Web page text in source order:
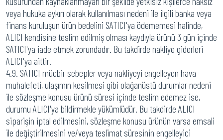
veya hukuka aykırı olarak kullanılması nedeni ile ilgili banka veya
finans kuruluşun ürün bedelini SATICI'ya ödememesi halinde,
ALICI kendisine teslim edilmiş olması kaydıyla ürünü 3 gün içinde
SATICI'ya iade etmek zorundadır. Bu takdirde nakliye giderleri
ALICI'ya aittir.
4.9. SATICI mücbir sebepler veya nakliyeyi engelleyen hava
muhalefeti, ulaşımın kesilmesi gibi olağanüstü durumlar nedeni
ile sözleşme konusu ürünü süresi içinde teslim edemez ise,
durumu ALICI'ya bildirmekle yükümlüdür. Bu takdirde ALICI
siparişin iptal edilmesini, sözleşme konusu ürünün varsa emsali
ile değiştirilmesini ve/veya teslimat süresinin engelleyici